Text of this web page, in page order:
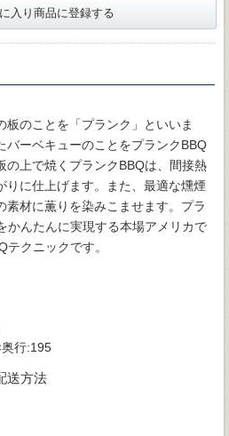
入り商品に登録する
のことを「プランク」といいま
バーベキューのことをプランクBBQ
の上で焼くプランクBBQは、間接熱
りに仕上げます。また、最適な燻煙
素材に薫りを染みこませます。プラ
かんたんに実現する本場アメリカで
クニックです。
奥行:195
送方法